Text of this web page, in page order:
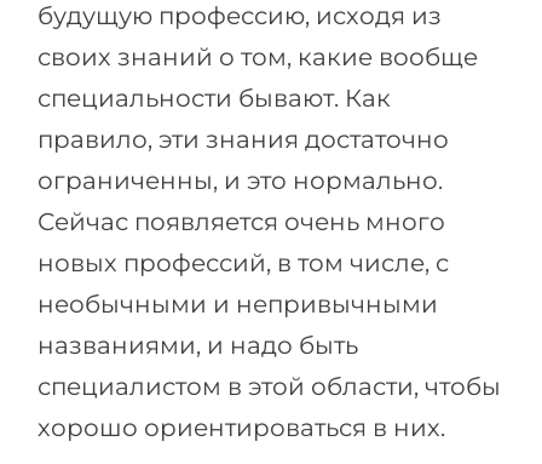
будущую профессию, исходя из
своих знаний о том, какие вообще
специальности бывают. Как
правило, эти знания достаточно
ограниченны, и это нормально.
Сейчас появляется очень много
новых профессий, в том числе, с
необычными и непривычными
названиями, и надо быть
специалистом в этой области, чтобы
хорошо ориентироваться в них.